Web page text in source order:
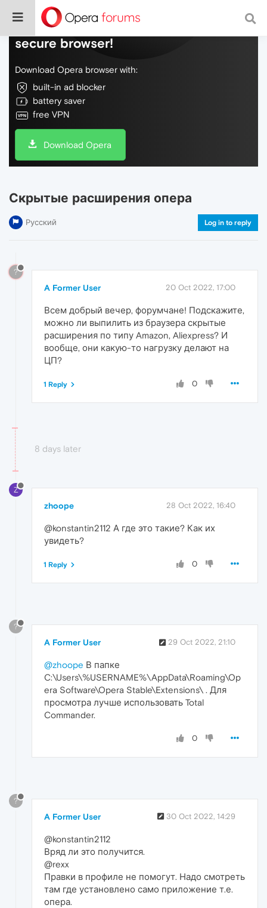
Do more on the web, with a fast and
secure browser!
Download Opera browser with:
built-in ad blocker
battery saver
free VPN
Download Opera
Скрытые расширения опера
Русский Log in to reply
?
A Former User 20 Oct 2022, 17:00
Всем добрый вечер, форумчане! Подскажите,
можно ли выпилить из браузера скрытые
расширения по типу Amazon, Aliexpress? И
вообще, они какую-то нагрузку делают на
ЦП?
0
1 Reply
8 days later
Z
zhoope 28 Oct 2022, 16:40
@konstantin2112 А где это такие? Как их
увидеть?
0
1 Reply
?
A Former User 29 Oct 2022, 21:10
@zhoope В папке
C:\Users\%USERNAME%\AppData\Roaming\Op
era Software\Opera Stable\Extensions\ . Для
просмотра лучше использовать Total
Commander.
0
?
A Former User 30 Oct 2022, 14:29
@konstantin2112
Вряд ли это получится.
@rexx
Правки в профиле не помогут. Надо смотреть
там где установлено само приложение т.е.
опера.